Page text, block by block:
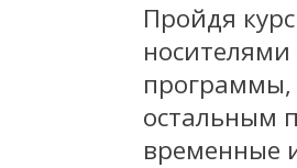
Пройдя
остальным
временные